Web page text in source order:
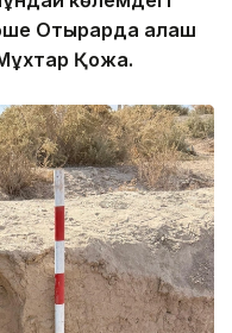
Отырарда алғаш
Қожа.